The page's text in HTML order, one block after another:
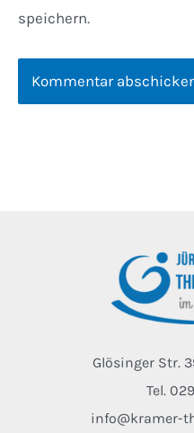
speichern.
Glösinger Str.
Tel.
info@kramer-